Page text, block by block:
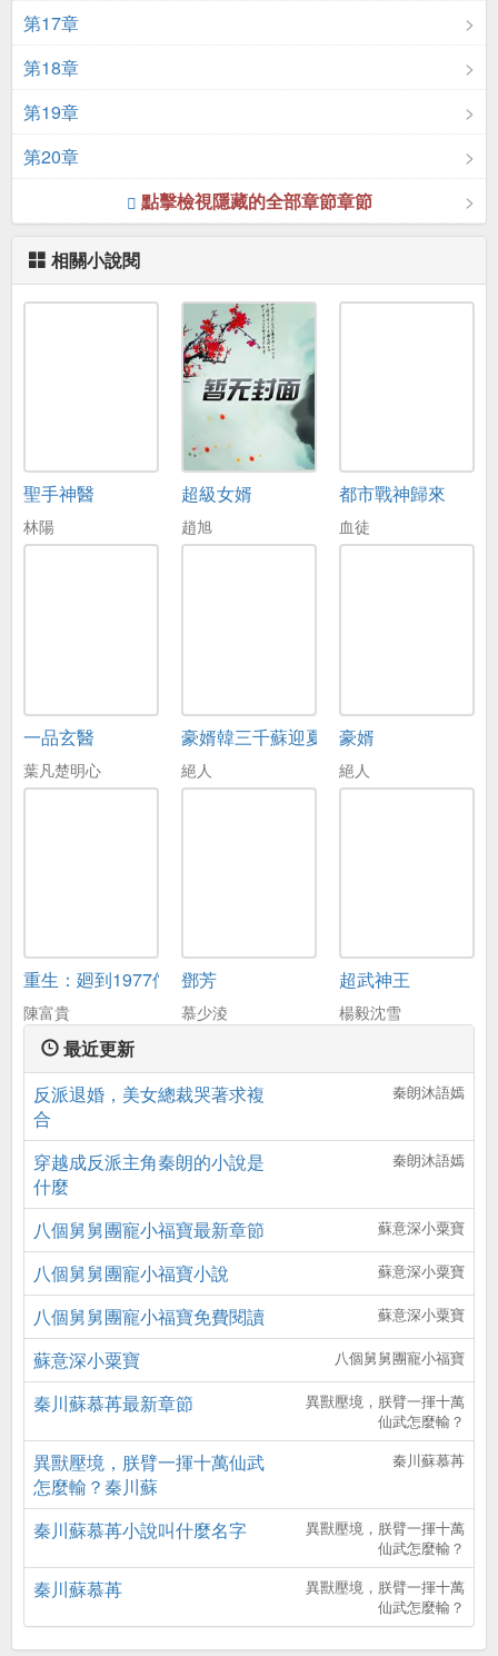
第17章
第18章
第19章
第20章
點擊檢視隱藏的全部章節章節
相關小說閱
聖手神醫
林陽
超級女婿
趙旭
都市戰神歸來
血徒
一品玄醫
葉凡楚明心
豪婿韓三千蘇迎夏
絕人
豪婿
絕人
重生：廻到1977儅嬭爸
陳富貴
鄧芳
慕少淩
超武神王
楊毅沈雪
最近更新
反派退婚，美女總裁哭著求複
合
秦朗沐語嫣
穿越成反派主角秦朗的小說是
什麼
秦朗沐語嫣
八個舅舅團寵小福寶最新章節 蘇意深小粟寶
八個舅舅團寵小福寶小說 蘇意深小粟寶
八個舅舅團寵小福寶免費閱讀 蘇意深小粟寶
蘇意深小粟寶 八個舅舅團寵小福寶
秦川蘇慕苒最新章節
異獸壓境，朕臂一揮十萬
仙武怎麼輸？
異獸壓境，朕臂一揮十萬仙武
怎麼輸？秦川蘇
秦川蘇慕苒
秦川蘇慕苒小說叫什麼名字
異獸壓境，朕臂一揮十萬
仙武怎麼輸？
秦川蘇慕苒
異獸壓境，朕臂一揮十萬
仙武怎麼輸？